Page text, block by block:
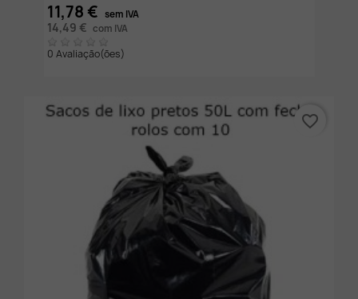
11,78 € sem IVA
14,49 € com IVA
0 Avaliação(ões)
favorite_border